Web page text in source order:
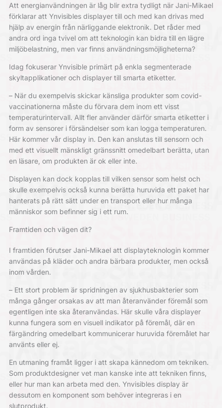
Att energianvändningen är låg blir extra tydligt när Jani-Mikael
förklarar att Ynvisibles displayer till och med kan drivas med
hjälp av energin från närliggande elektronik. Det råder med
andra ord inga tvivel om att teknologin kan bidra till en lägre
miljöbelastning, men var finns användningsmöjligheterna?
Idag fokuserar Ynvisible primärt på enkla segmenterade
skyltapplikationer och displayer till smarta etiketter.
– När du exempelvis skickar känsliga produkter som covid-
vaccinationerna måste du förvara dem inom ett visst
temperaturintervall. Allt fler använder därför smarta etiketter i
form av sensorer i försändelser som kan logga temperaturen.
Här kommer vår display in. Den kan anslutas till sensorn och
med ett visuellt mänskligt gränssnitt omedelbart berätta, utan
en läsare, om produkten är ok eller inte.
Displayen kan dock kopplas till vilken sensor som helst och
skulle exempelvis också kunna berätta huruvida ett paket har
hanterats på rätt sätt under en transport eller hur många
människor som befinner sig i ett rum.
Framtiden och vägen dit?
I framtiden förutser Jani-Mikael att displayteknologin kommer
användas på kläder och andra bärbara produkter, men också
inom vården.
– Ett stort problem är spridningen av sjukhusbakterier som
många gånger orsakas av att man återanvänder föremål som
egentligen inte ska återanvändas. Här skulle våra displayer
kunna fungera som en visuell indikator på föremål, där en
färgändring omedelbart kommunicerar huruvida föremålet har
använts eller ej.
En utmaning framåt ligger i att skapa kännedom om tekniken.
Som produktdesigner vet man kanske inte att tekniken finns,
eller hur man kan arbeta med den. Ynvisibles display är
dessutom en komponent som behöver integreras i en
slutprodukt.